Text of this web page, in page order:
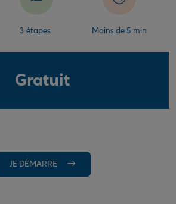
3 étapes Moins de 5 min
Gratuit
JE DÉMARRE